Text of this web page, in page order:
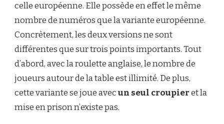
celle européenne. Elle possède en effet le même
nombre de numéros que la variante européenne.
Concrètement, les deux versions ne sont
différentes que sur trois points importants. Tout
d’abord, avec la roulette anglaise, le nombre de
joueurs autour de la table est illimité. De plus,
cette variante se joue avecun seul croupieret la
mise en prison n’existe pas.